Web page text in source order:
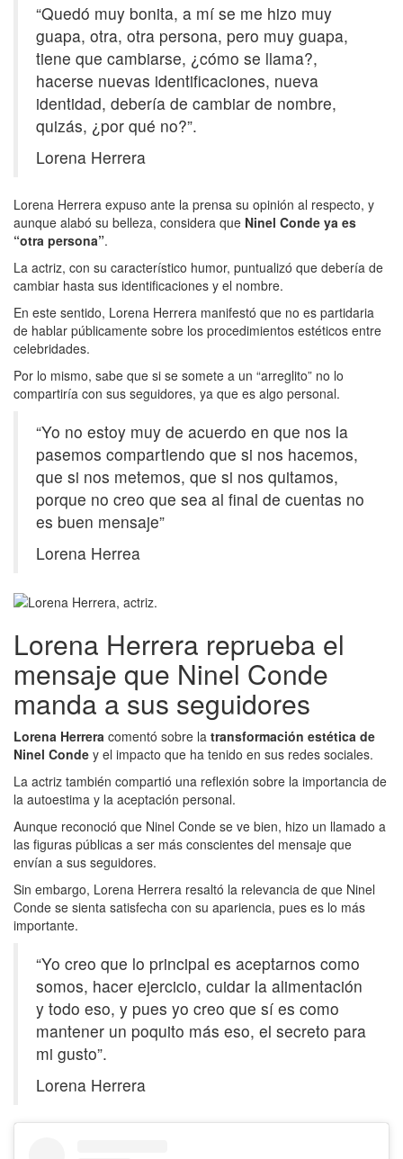
“Quedó muy bonita, a mí se me hizo muy
guapa, otra, otra persona, pero muy guapa,
tiene que cambiarse, ¿cómo se llama?,
hacerse nuevas identificaciones, nueva
identidad, debería de cambiar de nombre,
quizás, ¿por qué no?”.
Lorena Herrera
Lorena Herrera expuso ante la prensa su opinión al respecto, y
aunque alabó su belleza, considera que Ninel Conde ya es
“otra persona”.
La actriz, con su característico humor, puntualizó que debería de
cambiar hasta sus identificaciones y el nombre.
En este sentido, Lorena Herrera manifestó que no es partidaria
de hablar públicamente sobre los procedimientos estéticos entre
celebridades.
Por lo mismo, sabe que si se somete a un “arreglito” no lo
compartiría con sus seguidores, ya que es algo personal.
“Yo no estoy muy de acuerdo en que nos la
pasemos compartiendo que si nos hacemos,
que si nos metemos, que si nos quitamos,
porque no creo que sea al final de cuentas no
es buen mensaje”
Lorena Herrea
Lorena Herrera reprueba el
mensaje que Ninel Conde
manda a sus seguidores
Lorena Herrera comentó sobre la transformación estética de
Ninel Conde y el impacto que ha tenido en sus redes sociales.
La actriz también compartió una reflexión sobre la importancia de
la autoestima y la aceptación personal.
Aunque reconoció que Ninel Conde se ve bien, hizo un llamado a
las figuras públicas a ser más conscientes del mensaje que
envían a sus seguidores.
Sin embargo, Lorena Herrera resaltó la relevancia de que Ninel
Conde se sienta satisfecha con su apariencia, pues es lo más
importante.
“Yo creo que lo principal es aceptarnos como
somos, hacer ejercicio, cuidar la alimentación
y todo eso, y pues yo creo que sí es como
mantener un poquito más eso, el secreto para
mi gusto”.
Lorena Herrera